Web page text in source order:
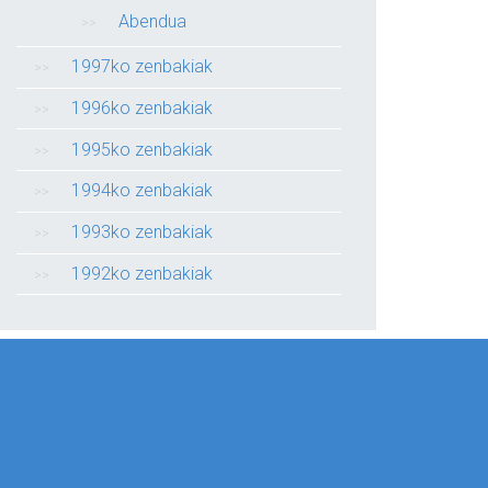
Abendua
1997ko zenbakiak
1996ko zenbakiak
1995ko zenbakiak
1994ko zenbakiak
1993ko zenbakiak
1992ko zenbakiak